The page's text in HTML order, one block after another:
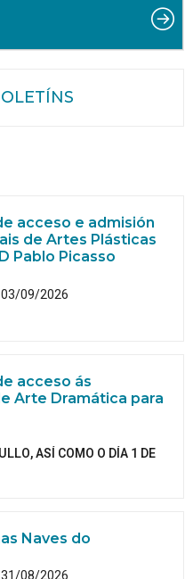
acceso e admisión
de Artes Plásticas
Pablo Picasso
03/09/2026
acceso ás
Arte Dramática para
ASÍ COMO O DÍA 1 DE
Naves do